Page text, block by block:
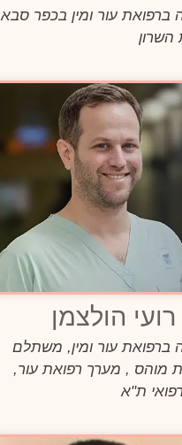
ברפואת עור ומין בכפר סבא
השרון
הולצמן
ברפואת עור ומין, משתלם
מוהס , מערך רפואת עור,
ת"א